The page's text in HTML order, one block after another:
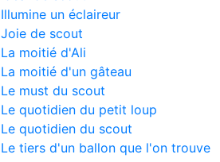
Illumine un éclaireur
Joie de scout
La moitié d'Ali
La moitié d'un gâteau
Le must du scout
Le quotidien du petit loup
Le quotidien du scout
Le tiers d'un ballon que l'on trouve